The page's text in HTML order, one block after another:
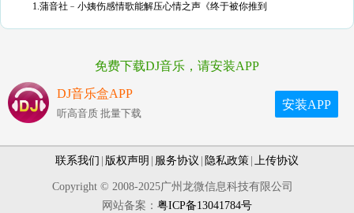
1.蒲音社﹣小姨伤感情歌能解压心情之声《终于被你推到
免费下载DJ音乐，请安装APP
DJ音乐盒APP
听高音质 批量下载
安装APP
联系我们 版权声明 服务协议 隐私政策 上传协议
Copyright © 2008-2025广州龙微信息科技有限公司
网站备案： 粤ICP备13041784号